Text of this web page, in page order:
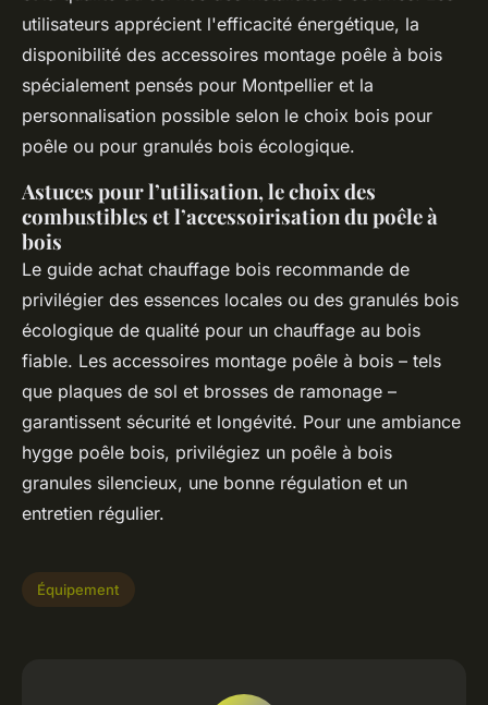
utilisateurs apprécient l'efficacité énergétique, la
disponibilité des accessoires montage poêle à bois
spécialement pensés pour Montpellier et la
personnalisation possible selon le choix bois pour
poêle ou pour granulés bois écologique.
Astuces pour l’utilisation, le choix des
combustibles et l’accessoirisation du poêle à
bois
Le guide achat chauffage bois recommande de
privilégier des essences locales ou des granulés bois
écologique de qualité pour un chauffage au bois
fiable. Les accessoires montage poêle à bois – tels
que plaques de sol et brosses de ramonage –
garantissent sécurité et longévité. Pour une ambiance
hygge poêle bois, privilégiez un poêle à bois
granules silencieux, une bonne régulation et un
entretien régulier.
Équipement